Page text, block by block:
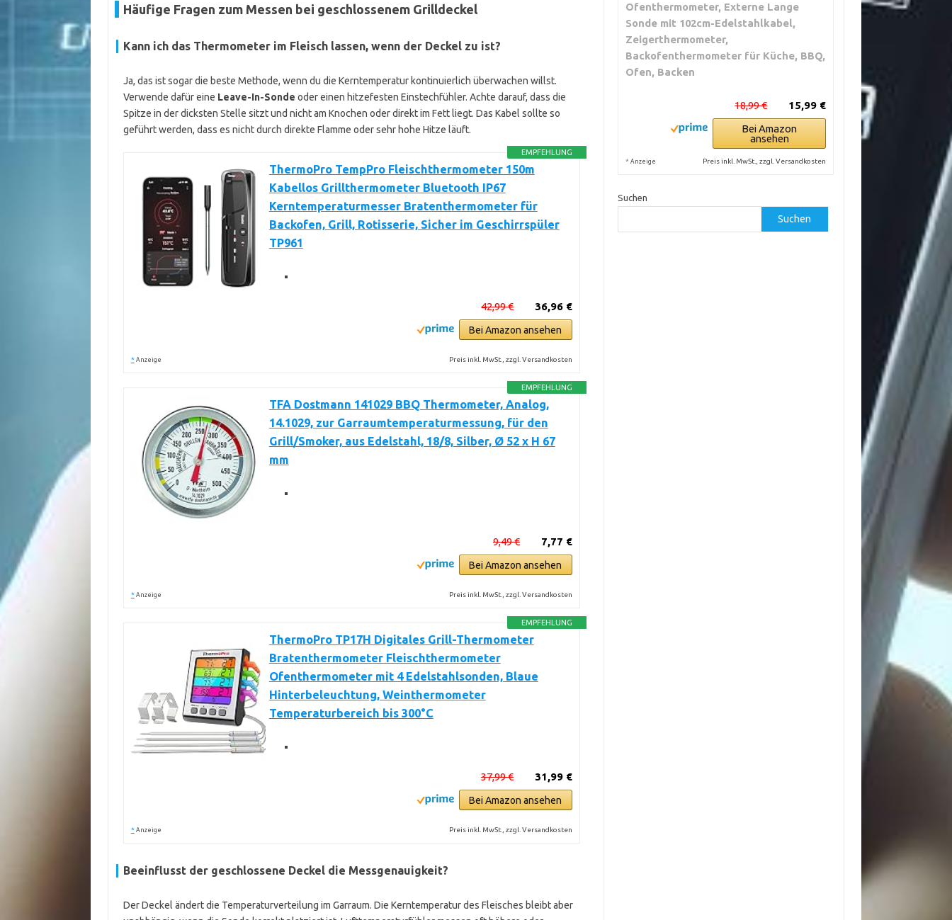
Häufige Fragen zum Messen bei geschlossenem Grilldeckel
Kann ich das Thermometer im Fleisch lassen, wenn der Deckel zu ist?
Ja, das ist sogar die beste Methode, wenn du die Kerntemperatur kontinuierlich überwachen willst.
Verwende dafür eine Leave-In-Sonde oder einen hitzefesten Einstechfühler. Achte darauf, dass die
Spitze in der dicksten Stelle sitzt und nicht am Knochen oder direkt im Fett liegt. Das Kabel sollte so
geführt werden, dass es nicht durch direkte Flamme oder sehr hohe Hitze läuft.
EMPFEHLUNG
ThermoPro TempPro Fleischthermometer 150m
Kabellos Grillthermometer Bluetooth IP67
Kerntemperaturmesser Bratenthermometer für
Backofen, Grill, Rotisserie, Sicher im Geschirrspüler
TP961
36,96 €
42,99 €
Bei Amazon ansehen
* Anzeige Preis inkl. MwSt., zzgl. Versandkosten
EMPFEHLUNG
TFA Dostmann 141029 BBQ Thermometer, Analog,
14.1029, zur Garraumtemperaturmessung, für den
Grill/Smoker, aus Edelstahl, 18/8, Silber, Ø 52 x H 67
mm
7,77 €
9,49 €
Bei Amazon ansehen
* Anzeige Preis inkl. MwSt., zzgl. Versandkosten
EMPFEHLUNG
ThermoPro TP17H Digitales Grill-Thermometer
Bratenthermometer Fleischthermometer
Ofenthermometer mit 4 Edelstahlsonden, Blaue
Hinterbeleuchtung, Weinthermometer
Temperaturbereich bis 300°C
31,99 €
37,99 €
Bei Amazon ansehen
* Anzeige Preis inkl. MwSt., zzgl. Versandkosten
Beeinflusst der geschlossene Deckel die Messgenauigkeit?
Der Deckel ändert die Temperaturverteilung im Garraum. Die Kerntemperatur des Fleisches bleibt aber
Ofenthermometer, Externe Lange
Sonde mit 102cm-Edelstahlkabel,
Zeigerthermometer,
Backofenthermometer für Küche, BBQ,
Ofen, Backen
15,99 €
18,99 €
Bei Amazon
ansehen
* Anzeige Preis inkl. MwSt., zzgl. Versandkosten
Suchen
Suchen